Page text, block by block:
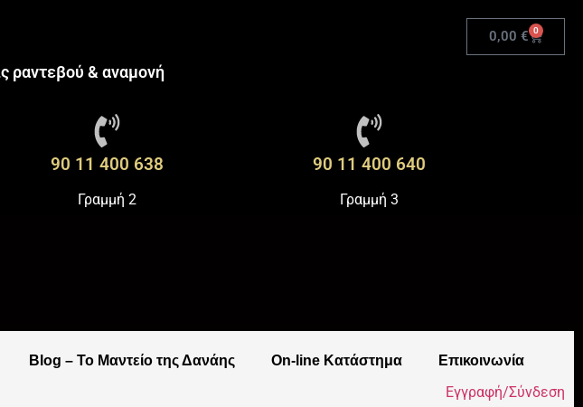
0,00 € 0
ραντεβού & αναμονή
90 11 400 638
Γραμμή 2
90 11 400 640
Γραμμή 3
Blog – Το Μαντείο της Δανάης On-line Κατάστημα Επικοινωνία
Εγγραφή/Σύνδεση